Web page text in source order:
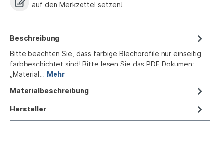
auf den Merkzettel setzen!
Beschreibung
Bitte beachten Sie, dass farbige Blechprofile nur einseitig
farbbeschichtet sind! Bitte lesen Sie das PDF Dokument
„Material… Mehr
Materialbeschreibung
Hersteller